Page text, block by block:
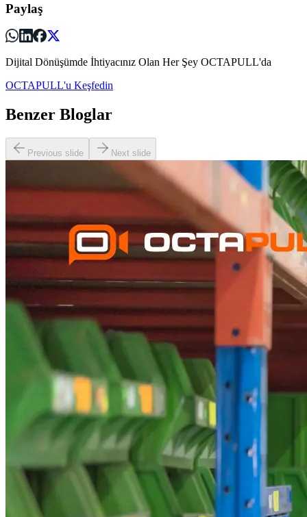
Paylaş
Dijital Dönüşümde İhtiyacınız Olan Her Şey OCTAPULL'da
OCTAPULL'u Keşfedin
Benzer Bloglar
Previous slide Next slide